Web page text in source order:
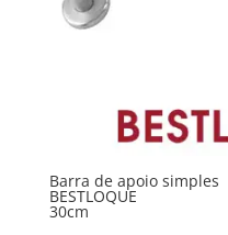
Barra de apoio simples
BESTLOQUE
30cm